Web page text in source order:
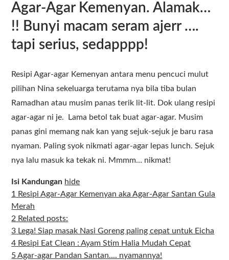
Agar-Agar Kemenyan. Alamak…
!! Bunyi macam seram ajerr ….
tapi serius, sedapppp!
Resipi Agar-agar Kemenyan antara menu pencuci mulut
pilihan Nina sekeluarga terutama nya bila tiba bulan
Ramadhan atau musim panas terik lit-lit. Dok ulang resipi
agar-agar ni je. Lama betol tak buat agar-agar. Musim
panas gini memang nak kan yang sejuk-sejuk je baru rasa
nyaman. Paling syok nikmati agar-agar lepas lunch. Sejuk
nya lalu masuk ka tekak ni. Mmmm… nikmat!
Isi Kandungan hide
1
Resipi Agar-Agar Kemenyan aka Agar-Agar Santan Gula
Merah
2 Related posts:
3 Lega! Siap masak Nasi Goreng paling cepat untuk Eicha
4 Resipi Eat Clean : Ayam Stim Halia Mudah Cepat
5 Agar-agar Pandan Santan.... nyamannya!